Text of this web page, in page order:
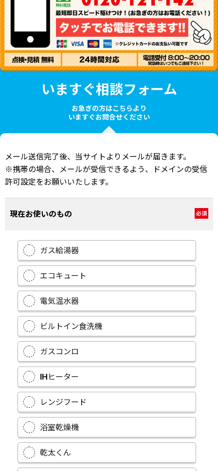
いますぐ相談フォーム
お急ぎの方はこちらより
いますぐお問合せください
メール送信完了後、当サイトよりメールが届きます。
※携帯の場合、メールが受信できるよう、ドメインの受信
許可設定をお願いいたします。
現在お使いのもの 必須
ガス給湯器
エコキュート
電気温水器
ビルトイン食洗機
ガスコンロ
IHヒーター
レンジフード
浴室乾燥機
乾太くん